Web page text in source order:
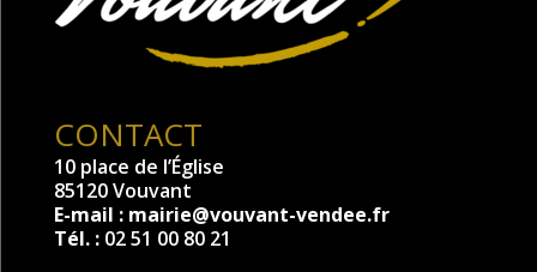
CONTACT
10 place de l’Église
85120 Vouvant
E-mail : mairie@vouvant-vendee.fr
Tél. : 02 51 00 80 21